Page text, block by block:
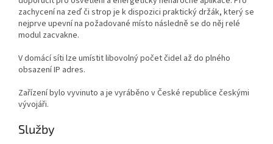
zachycení na zeď či strop je k dispozici praktický držák, který se
nejprve upevní na požadované místo následně se do něj relé
modul zacvakne.
V domácí síti lze umístit libovolný počet čidel až do plného
obsazení IP adres.
Zařízení bylo vyvinuto a je vyráběno v České republice českými
vývojáři.
Služby